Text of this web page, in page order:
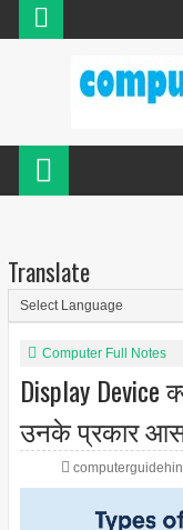
Translate
Computer Full Notes
Display Device
उनके प्रकार